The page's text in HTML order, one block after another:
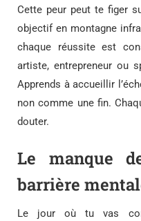
Cette peur peut te figer
objectif en montagne
chaque réussite est
artiste, entrepreneur ou
Apprends à accueillir
non comme une fin.
douter.
Le manque
barrière
Le jour où tu vas